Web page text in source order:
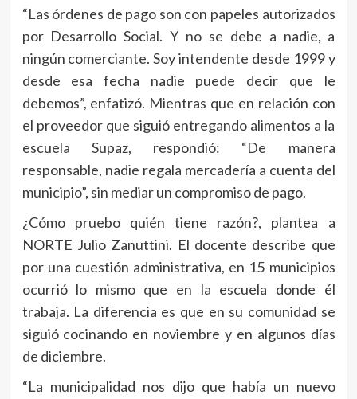
“Las órdenes de pago son con papeles autorizados
por Desarrollo Social. Y no se debe a nadie, a
ningún comerciante. Soy intendente desde 1999 y
desde esa fecha nadie puede decir que le
debemos”, enfatizó. Mientras que en relación con
el proveedor que siguió entregando alimentos a la
escuela Supaz, respondió: “De manera
responsable, nadie regala mercadería a cuenta del
municipio”, sin mediar un compromiso de pago.
¿Cómo pruebo quién tiene razón?, plantea a
NORTE Julio Zanuttini. El docente describe que
por una cuestión administrativa, en 15 municipios
ocurrió lo mismo que en la escuela donde él
trabaja. La diferencia es que en su comunidad se
siguió cocinando en noviembre y en algunos días
de diciembre.
“La municipalidad nos dijo que había un nuevo